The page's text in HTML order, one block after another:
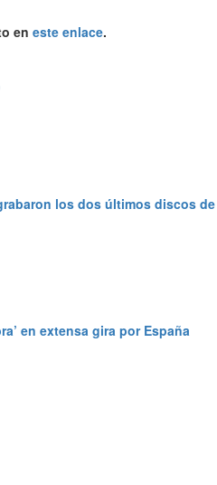
en este enlace.
los dos últimos discos de
en extensa gira por España